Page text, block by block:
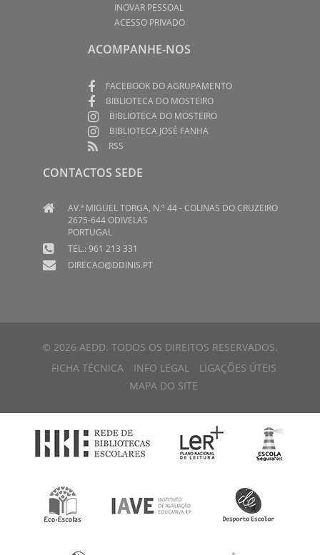
INOVAR PESSOAL
ACESSO PRIVADO
ACOMPANHE-NOS
FACEBOOK DO AGRUPAMENTO
BIBLIOTECA DO MOSTEIRO
BIBLIOTECA DO MOSTEIRO
BIBLIOTECA JOSÉ FANHA
RSS
CONTACTOS SEDE
AV.ª MIGUEL TORGA, N.º 44 - COLINAS DO CRUZEIRO
2675-644 ODIVELAS
PORTUGAL
TEL.: 961 213 331
DIRECAO@DDINIS.PT
© 2026 AEDD. TODOS OS DIREITOS RESERVADOS.
FICHA TÉCNICA
INFO LEGAL
LIGAÇÕES ÚTEIS
MAPA DO SITE